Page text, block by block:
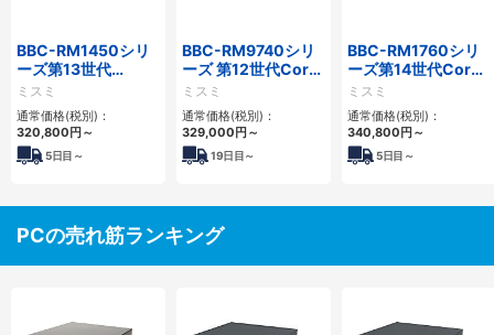
BBC-RM1450シリ
ーズ第13世代
Core・12世代
Celeron対応ラック
マウント4PCIe
ミスミ
通常価格(税別)：
320,800円～
5日目～
BBC-RM9740シリ
ーズ 第12世代Core
対応ラックマウント
FAPC4PCI・3PCIe
ミスミ
通常価格(税別)：
329,000円～
19日目～
BBC-RM1760シリ
ーズ第14世代Core
対応ラックマウント
3PCIe
ミスミ
通常価格(税別)：
340,800円～
5日目～
PCの売れ筋ランキング